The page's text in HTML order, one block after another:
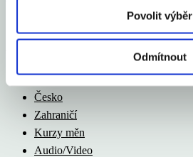
Povolit výběr
Odmítnout
O nás
Česko
Zahraničí
Kurzy měn
Audio/Video